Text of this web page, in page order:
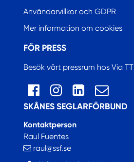
Användarvillkor och GDPR
Mer information om cookies
FÖR PRESS
Besök vårt pressrum hos Via TT
SKÅNES SEGLARFÖRBUND
Kontaktperson
Raul Fuentes
raul@ssf.se